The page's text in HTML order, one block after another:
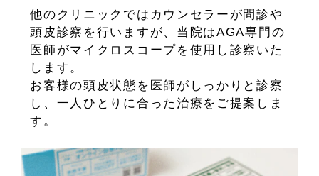
他のクリニックではカウンセラーが問診や
頭皮診察を行いますが、当院はAGA専門の
医師がマイクロスコープを使用し診察いた
します。
お客様の頭皮状態を医師がしっかりと診察
し、一人ひとりに合った治療をご提案しま
す。